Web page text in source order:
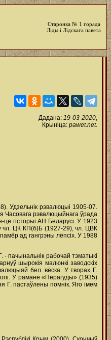
Старонка № 1 горада
Ліды і Лідскага павета
Дадана: 19-03-2020,
Крыніца: pawet.net.
Удзельнік рэвалюцыі 1905-07.
Часовага рэвалюцыйнага ўрада
гісторыі АН Беларусі. У 1923
чл. ЦК КП(б)Б (1927-29), чл. ЦВК
ад гангрэны лёпсіх. У 1988
пачынальнік рабочай тэматыкі
шырокія малюнкі заводскіх
бел. вёска. У творах Г.
У рамане «Перагуды» (1935)
Г. пастаўлены помнік. Яго імем